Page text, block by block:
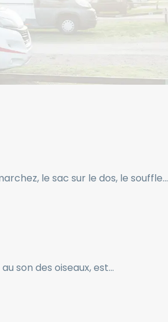
le sac sur le dos, le souffle…
son des oiseaux, est…